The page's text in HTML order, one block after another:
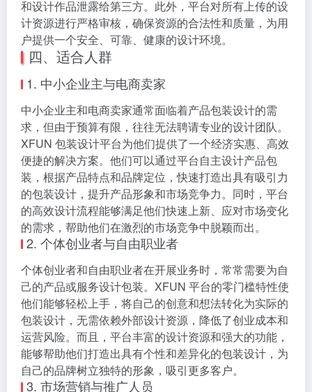
装设计项目的统一管理和协调。
5. 安全可靠，保障用户权益
在数据安全和用户权益保障方面，XFUN 平台采取了一
系列严格的措施。平台采用先进的数据加密技术，确保
用户数据在传输和存储过程中的安全性，防止数据泄露
和被非法篡改。同时，平台建立了完善的用户隐私保护
机制，严格遵守相关法律法规，不会将用户的个人信息
和设计作品泄露给第三方。此外，平台对所有上传的设
计资源进行严格审核，确保资源的合法性和质量，为用
户提供一个安全、可靠、健康的设计环境。
四、适合人群
1. 中小企业主与电商卖家
中小企业主和电商卖家通常面临着产品包装设计的需
求，但由于预算有限，往往无法聘请专业的设计团队。
XFUN 包装设计平台为他们提供了一个经济实惠、高效
便捷的解决方案。他们可以通过平台自主设计产品包
装，根据产品特点和品牌定位，快速打造出具有吸引力
的包装设计，提升产品形象和市场竞争力。同时，平台
的高效设计流程能够满足他们快速上新、应对市场变化
的需求，帮助他们在激烈的市场竞争中脱颖而出。
2. 个体创业者与自由职业者